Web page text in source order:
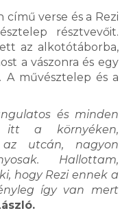
verse és a Rezi
résztvevőit.
az alkotótáborba,
a vászonra és egy
művésztelep és a
és minden
a környéken,
utcán, nagyon
Hallottam,
hogy Rezi ennek a
így van mert